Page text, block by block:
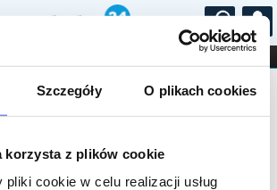
Szczegóły O plikach cookies
korzysta z plików cookie
cookie w celu realizacji usług
...
OPERA I BALET
STAND-UP
on-line na wydarzenie